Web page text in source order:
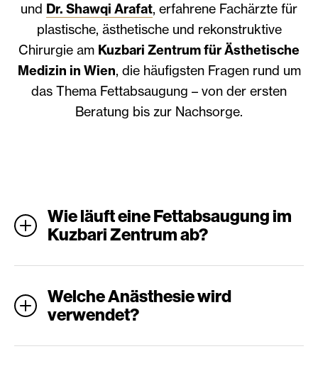
und Dr. Shawqi Arafat, erfahrene Fachärzte für
plastische, ästhetische und rekonstruktive
Chirurgie am Kuzbari Zentrum für Ästhetische
Medizin in Wien, die häufigsten Fragen rund um
das Thema Fettabsaugung – von der ersten
Beratung bis zur Nachsorge.
Wie läuft eine Fettabsaugung im
Kuzbari Zentrum ab?
Welche Anästhesie wird
verwendet?